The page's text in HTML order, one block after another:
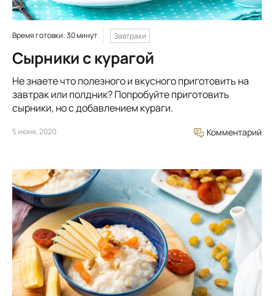
Время готовки: 30 минут Завтраки
Сырники с курагой
Не знаете что полезного и вкусного приготовить на
завтрак или полдник? Попробуйте приготовить
сырники, но с добавлением кураги.
5 июня, 2020 Комментарий